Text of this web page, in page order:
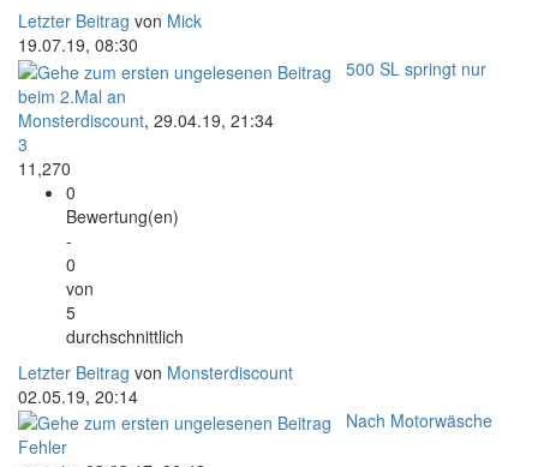
Letzter Beitrag von Mick
19.07.19, 08:30
500 SL springt nur
beim 2.Mal an
Monsterdiscount, 29.04.19, 21:34
3
11,270
0
Bewertung(en)
-
0
von
5
durchschnittlich
Letzter Beitrag von Monsterdiscount
02.05.19, 20:14
Nach Motorwäsche
Fehler